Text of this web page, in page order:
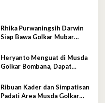
Rhika Purwaningsih Darwin
Siap Bawa Golkar Mubar
Heryanto Menguat di Musda
Golkar Bombana, Dapat
Akar Rumput
Ribuan Kader dan Simpatisan
Padati Area Musda Golkar